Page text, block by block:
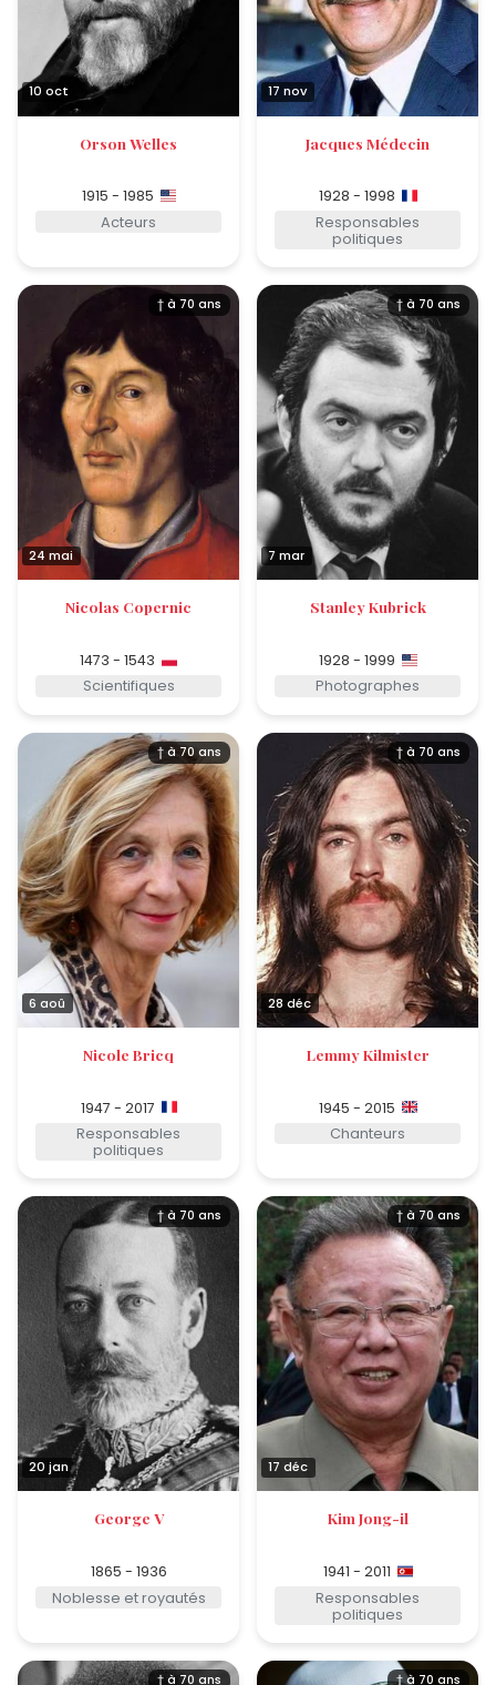
10 oct
Orson Welles
1915 - 1985
Acteurs
17 nov
Jacques Médecin
1928 - 1998
Responsables
politiques
† à 70 ans
24 mai
Nicolas Copernic
1473 - 1543
Scientifiques
† à 70 ans
7 mar
Stanley Kubrick
1928 - 1999
Photographes
† à 70 ans
6 aoû
Nicole Bricq
1947 - 2017
Responsables
politiques
† à 70 ans
28 déc
Lemmy Kilmister
1945 - 2015
Chanteurs
† à 70 ans
20 jan
George V
1865 - 1936
Noblesse et royautés
† à 70 ans
17 déc
Kim Jong-il
1941 - 2011
Responsables
politiques
† à 70 ans † à 70 ans